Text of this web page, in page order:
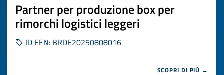
Partner per produzione box per
rimorchi logistici leggeri
ID EEN: BRDE20250808016
SCOPRI DI PIÙ →